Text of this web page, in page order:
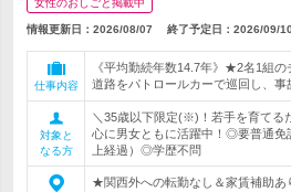
女性のおしごと掲載中
情報更新日：2026/08/07 終了予定日： 2026/09/10
仕事内容
《平均勤続年数14.7年》★2名1組
道路をパトロールカーで巡回し、事
対象と
なる方
＼35歳以下限定(※)！若手を育てる
心に男女ともに活躍中！◎要普通免
上経過）◎学歴不問
★関西外への転勤なし＆家賃補助あ